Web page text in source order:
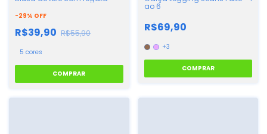
-29% OFF
R$39,90 R$55,90
5 cores
COMPRAR
ao 6
R$69,90
+3
COMPRAR